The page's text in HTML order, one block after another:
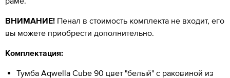
ВНИМАНИЕ! Пенал в стоимость комплекта не входит, его
вы можете приобрести дополнительно.
Комплектация:
Тумба Aqwella Cube 90 цвет "белый" с раковиной из